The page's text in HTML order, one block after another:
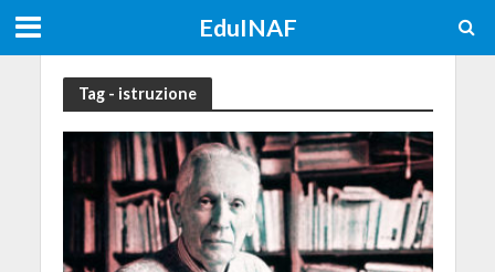
EduINAF
Tag - istruzione